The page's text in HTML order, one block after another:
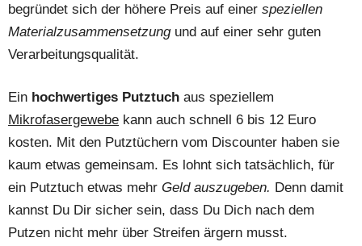
begründet sich der höhere Preis auf einer speziellen
Materialzusammensetzungund auf einer sehr guten
Verarbeitungsqualität.
Ein hochwertiges Putztuch aus speziellem
Mikrofasergewebe kann auch schnell 6 bis 12 Euro
kosten. Mit den Putztüchern vom Discounter haben sie
kaum etwas gemeinsam. Es lohnt sich tatsächlich, für
ein Putztuch etwas mehr Geld auszugeben. Denn damit
kannst Du Dir sicher sein, dass Du Dich nach dem
Putzen nicht mehr über Streifen ärgern musst.